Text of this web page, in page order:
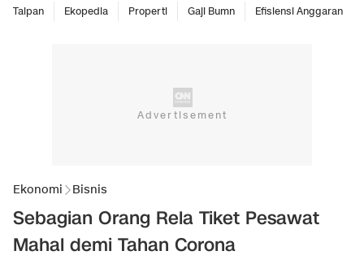
Taipan Ekopedia Properti Gaji Bumn Efisiensi Anggaran
Ekonomi Bisnis
Sebagian Orang Rela Tiket Pesawat
Mahal demi Tahan Corona